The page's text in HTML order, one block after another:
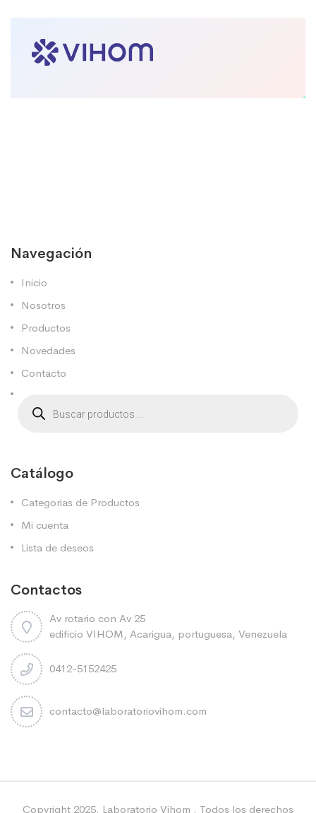
Navegación
Inicio
Nosotros
Productos
Novedades
Contacto
Catálogo
Categorias de Productos
Mi cuenta
Lista de deseos
Contactos
Av rotario con Av 25
edificio VIHOM, Acarigua, portuguesa, Venezuela
0412-5152425
contacto@laboratoriovihom.com
Copyright 2025. Laboratorio Vihom . Todos los derechos